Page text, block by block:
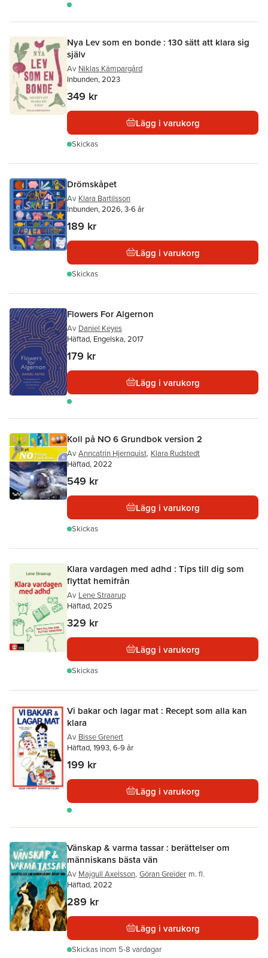
Nya Lev som en bonde : 130 sätt att klara sig
själv
Av Niklas Kämpargård
Inbunden, 2023
349 kr
Lägg i varukorg
Skickas
Drömskåpet
Av Klara Bartilsson
Inbunden, 2026, 3-6 år
189 kr
Lägg i varukorg
Skickas
Flowers For Algernon
Av Daniel Keyes
Häftad, Engelska, 2017
179 kr
Lägg i varukorg
Koll på NO 6 Grundbok version 2
Av Anncatrin Hjernquist, Klara Rudstedt
Häftad, 2022
549 kr
Lägg i varukorg
Skickas
Klara vardagen med adhd : Tips till dig som
flyttat hemifrån
Av Lene Straarup
Häftad, 2025
329 kr
Lägg i varukorg
Skickas
Vi bakar och lagar mat : Recept som alla kan
klara
Av Bisse Grenert
Häftad, 1993, 6-9 år
199 kr
Lägg i varukorg
Vänskap & varma tassar : berättelser om
människans bästa vän
Av Majgull Axelsson, Göran Greider m. fl.
Häftad, 2022
289 kr
Lägg i varukorg
Skickas inom 5-8 vardagar